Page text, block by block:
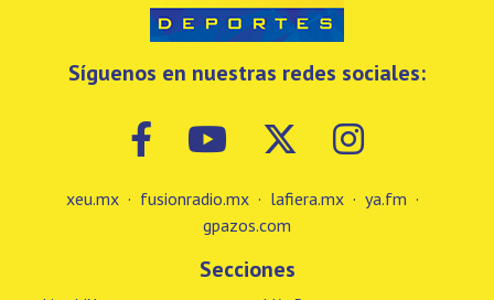
Síguenos en nuestras redes sociales:
xeu.mx · fusionradio.mx · lafiera.mx · ya.fm ·
gpazos.com
Secciones